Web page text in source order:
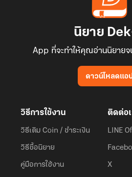
นิยาย
App ที่จะทำให้คุณอ่านนิยายจ
ดาวน์โหลดแอ
วิธีการใช้งาน
วิธีเติม Coin / ชำระเงิน
วิธีซื้อนิยาย
คู่มือการใช้งาน
ติดต่อ
LINE
X